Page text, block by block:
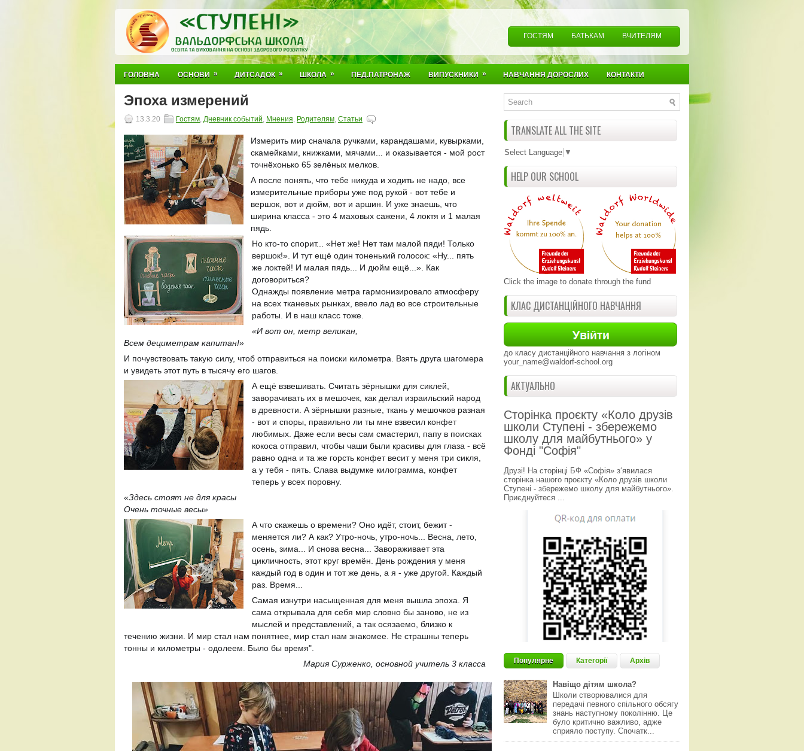
ГОСТЯМ БАТЬКАМ ВЧИТЕЛЯМ
ГОЛОВНА ОСНОВИ » ДИТСАДОК » ШКОЛА » ПЕД.ПАТРОНАЖ ВИПУСКНИКИ » НАВЧАННЯ ДОРОСЛИХ КОНТАКТИ
Эпоха измерений
13.3.20 Гостям, Дневник событий, Мнения, Родителям, Статьи
Измерить мир сначала ручками, карандашами, кувырками,
скамейками, книжками, мячами... и оказывается - мой рост
точнёхонько 65 зелёных мелков.
А после понять, что тебе никуда и ходить не надо, все
измерительные приборы уже под рукой - вот тебе и
вершок, вот и дюйм, вот и аршин. И уже знаешь, что
ширина класса - это 4 маховых сажени, 4 локтя и 1 малая
пядь.
Но кто-то спорит... «Нет же! Нет там малой пяди! Только
вершок!». И тут ещё один тоненький голосок: «Ну... пять
же локтей! И малая пядь... И дюйм ещё...». Как
договориться?
Однажды появление метра гармонизировало атмосферу
на всех тканевых рынках, ввело лад во все строительные
работы. И в наш класс тоже.
«И вот он, метр великан,
Всем дециметрам капитан!»
И почувствовать такую силу, чтоб отправиться на поиски километра. Взять друга шагомера
и увидеть этот путь в тысячу его шагов.
А ещё взвешивать. Считать зёрнышки для сиклей,
заворачивать их в мешочек, как делал израильский народ
в древности. А зёрнышки разные, ткань у мешочков разная
- вот и споры, правильно ли ты мне взвесил конфет
любимых. Даже если весы сам смастерил, папу в поисках
кокоса отправил, чтобы чаши были красивы для глаза - всё
равно одна и та же горсть конфет весит у меня три сикля,
а у тебя - пять. Слава выдумке килограмма, конфет
теперь у всех поровну.
«Здесь стоят не для красы
Очень точные весы»
А что скажешь о времени? Оно идёт, стоит, бежит -
меняется ли? А как? Утро-ночь, утро-ночь... Весна, лето,
осень, зима... И снова весна... Завораживает эта
цикличность, этот круг времён. День рождения у меня
каждый год в один и тот же день, а я - уже другой. Каждый
раз. Время...
Самая изнутри насыщенная для меня вышла эпоха. Я
сама открывала для себя мир словно бы заново, не из
мыслей и представлений, а так осязаемо, близко к
течению жизни. И мир стал нам понятнее, мир стал нам знакомее. Не страшны теперь
тонны и километры - одолеем. Было бы время".
Мария Сурженко, основной учитель 3 класса
TRANSLATE ALL THE SITE
Select Language ▼
HELP OUR SCHOOL
Click the image to donate through the fund
КЛАС ДИСТАНЦІЙНОГО НАВЧАННЯ
до класу дистанційного навчання з логіном
your_name@waldorf-school.org
АКТУАЛЬНО
Сторінка проєкту «Коло друзів
школи Ступені - збережемо
школу для майбутнього» у
Фонді "Софія"
Друзі! На сторінці БФ «Софія» з‘явилася
сторінка нашого проєкту «Коло друзів школи
Ступені - збережемо школу для майбутнього».
Приєднуйтеся ...
Популярне Категорії Архів
Навіщо дітям школа?
Школи створювалися для
передачі певного спільного обсягу
знань наступному поколінню. Це
було критично важливо, адже
сприяло поступу. Спочатк...